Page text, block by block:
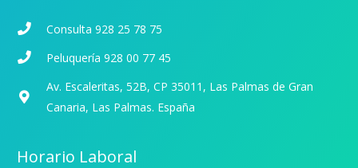
Consulta 928 25 78 75
Peluquería 928 00 77 45
Av. Escaleritas, 52B, CP 35011, Las Palmas de Gran
Canaria, Las Palmas. España
Horario Laboral